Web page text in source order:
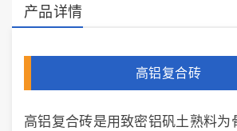
产品详情
高铝复合砖
高铝复合砖是用致密铝矾土熟料为